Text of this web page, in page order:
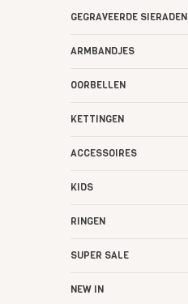
GEGRAVEERDE SIERADEN
ARMBANDJES
OORBELLEN
KETTINGEN
ACCESSOIRES
KIDS
RINGEN
SUPER SALE
NEW IN